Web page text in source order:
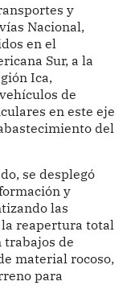
y
Nacional,
en el
Sur, a la
Ica,
de
en este eje
del
se desplegó
y
las
reapertura total
trabajos de
material rocoso,
para